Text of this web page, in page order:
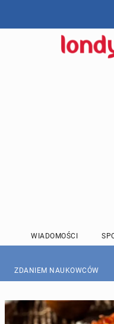
WIADOMOŚCI
ZDANIEM NAUKOWCÓW